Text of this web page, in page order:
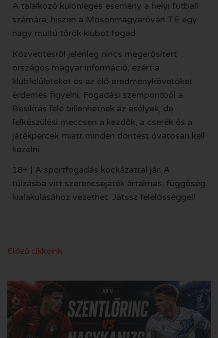
Előző cikkeink
A találkozó különleges esemény a helyi futball
számára, hiszen a Mosonmagyaróvári TE egy
nagy múltú török klubot fogad.
Közvetítésről jelenleg nincs megerősített
országos magyar információ, ezért a
klubfelületeket és az élő eredménykövetőket
érdemes figyelni. Fogadási szempontból a
Besiktas felé billenhetnek az esélyek, de
felkészülési meccsen a kezdők, a cserék és a
játékpercek miatt minden döntést óvatosan kell
kezelni.
18+ | A sportfogadás kockázattal jár. A
túlzásba vitt szerencsejáték ártalmas, függőség
kialakulásához vezethet. Játssz felelősséggel!